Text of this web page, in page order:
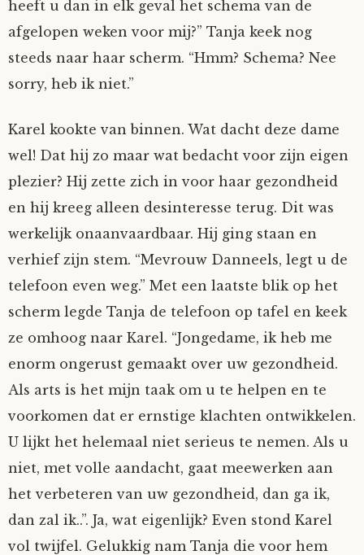
heeft u dan in elk geval het schema van de
afgelopen weken voor mij?” Tanja keek nog
steeds naar haar scherm. “Hmm? Schema? Nee
sorry, heb ik niet.”
Karel kookte van binnen. Wat dacht deze dame
wel! Dat hij zo maar wat bedacht voor zijn eigen
plezier? Hij zette zich in voor haar gezondheid
en hij kreeg alleen desinteresse terug. Dit was
werkelijk onaanvaardbaar. Hij ging staan en
verhief zijn stem. “Mevrouw Danneels, legt u de
telefoon even weg.” Met een laatste blik op het
scherm legde Tanja de telefoon op tafel en keek
ze omhoog naar Karel. “Jongedame, ik heb me
enorm ongerust gemaakt over uw gezondheid.
Als arts is het mijn taak om u te helpen en te
voorkomen dat er ernstige klachten ontwikkelen.
U lijkt het helemaal niet serieus te nemen. Als u
niet, met volle aandacht, gaat meewerken aan
het verbeteren van uw gezondheid, dan ga ik,
dan zal ik..”. Ja, wat eigenlijk? Even stond Karel
vol twijfel. Gelukkig nam Tanja die voor hem